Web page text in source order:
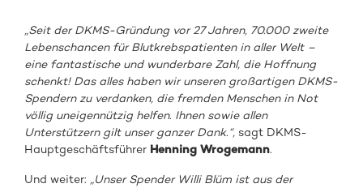
„Seit der DKMS-Gründung vor 27 Jahren, 70.000 zweite
Lebenschancen für Blutkrebspatienten in aller Welt –
eine fantastische und wunderbare Zahl, die Hoffnung
schenkt! Das alles haben wirunseren großartigen DKMS-
Spendern zu verdanken, die fremden Menschen in Not
völlig uneigennützig helfen. Ihnen sowie allen
Unterstützern gilt unser ganzer Dank.“, sagt DKMS-
Hauptgeschäftsführer Henning Wrogemann.
Und weiter: „Unser Spender Willi Blüm ist aus der